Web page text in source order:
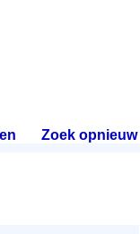
Zoek opnieuw.